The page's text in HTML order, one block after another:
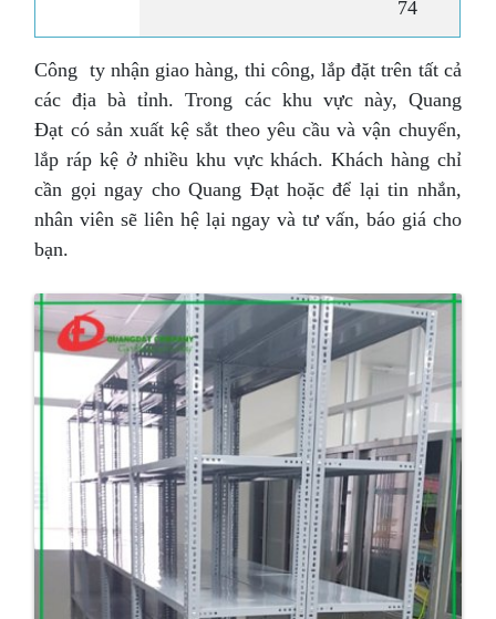
74
Công ty nhận giao hàng, thi công, lắp đặt trên tất cả
các địa bà tỉnh. Trong các khu vực này, Quang
Đạt có sản xuất kệ sắt theo yêu cầu và vận chuyển,
lắp ráp kệ ở nhiều khu vực khách. Khách hàng chỉ
cần gọi ngay cho Quang Đạt hoặc để lại tin nhắn,
nhân viên sẽ liên hệ lại ngay và tư vấn, báo giá cho
bạn.